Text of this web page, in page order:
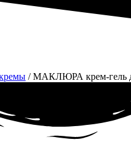
/ МАКЛЮРА крем-гель